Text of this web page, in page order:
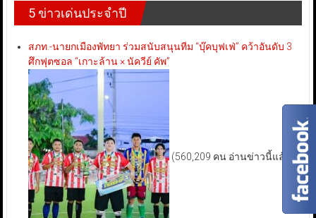
5 ข่าวเด่นประจำปี
สภท.-นายกเมืองพัทยา ร่วมสนับสนุนทีม “บุ๊คบุฟเฟ่” คว้าอันดับ 3
ศึกฟุตซอล “เกาะล้าน × นัควีย์ คัพ”
(560,209 คน อ่านข่าวนี้แล้ว)